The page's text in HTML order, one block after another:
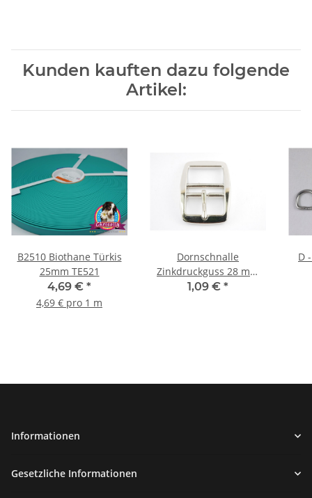
Kunden kauften dazu folgende
Artikel:
B2510 Biothane Türkis
25mm TE521
4,69 € *
4,69 € pro 1 m
Dornschnalle
Zinkdruckguss 28 mm
NEUE OPTIK
1,09 € *
D
Informationen
Gesetzliche Informationen